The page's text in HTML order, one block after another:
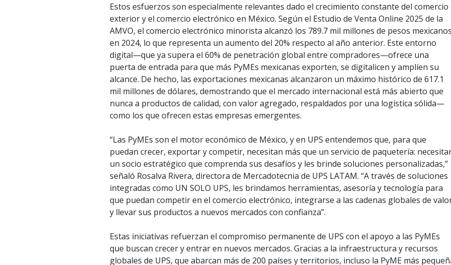
Estos esfuerzos son especialmente relevantes dado el crecimiento constante del comercio
exterior y el comercio electrónico en México. Según el Estudio de Venta Online 2025 de la
AMVO, el comercio electrónico minorista alcanzó los 789.7 mil millones de pesos
en 2024, lo que representa un aumento del 20% respecto al año anterior. Este entorno
digital—que ya supera el 60% de penetración global entre compradores—ofrece una
puerta de entrada para que más PyMEs mexicanas exporten, se digitalicen y amplíen su
alcance. De hecho, las exportaciones mexicanas alcanzaron un máximo histórico de 617.1
mil millones de dólares, demostrando que el mercado internacional está más abierto que
nunca a productos de calidad, con valor agregado, respaldados por una logística sólida—
como los que ofrecen estas empresas emergentes.
“Las PyMEs son el motor económico de México, y en UPS entendemos que, para que
puedan crecer, exportar y competir, necesitan más que un servicio de paquetería:
un socio estratégico que comprenda sus desafíos y les brinde soluciones personalizadas,”
señaló Rosalva Rivera, directora de Mercadotecnia de UPS LATAM. “A través de soluciones
integradas como UN SOLO UPS, les brindamos herramientas, asesoría y tecnología para
que puedan competir en el comercio electrónico, integrarse a las cadenas globales de
y llevar sus productos a nuevos mercados con confianza”.
Estas iniciativas refuerzan el compromiso permanente de UPS con el apoyo a las PyMEs
que buscan crecer y entrar en nuevos mercados. Gracias a la infraestructura y recursos
globales de UPS, que abarcan más de 200 países y territorios, incluso la PyME más